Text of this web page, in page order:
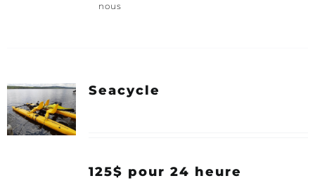
nous
Seacycle
125$ pour 24 heure